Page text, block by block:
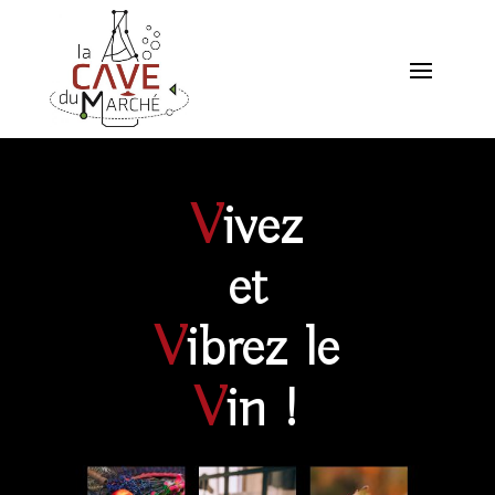
Vivez
et
Vibrez le
Vin !